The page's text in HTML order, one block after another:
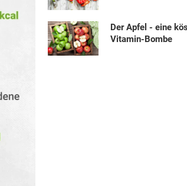
Der Apfel - eine
Vitamin-Bombe